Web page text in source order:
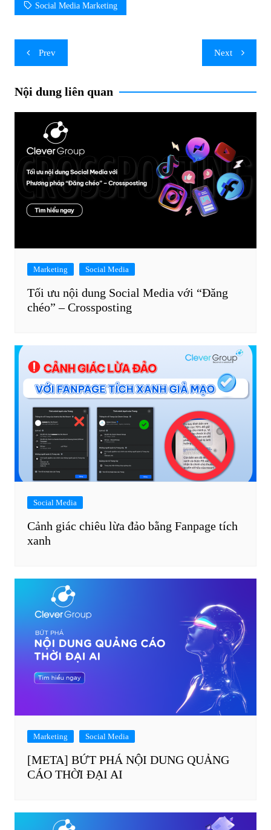
Social Media Marketing
Post
navigation
Prev Next
Nội dung liên quan
Marketing Social Media
Tối ưu nội dung Social Media với “Đăng
chéo” – Crossposting
Social Media
Cảnh giác chiêu lừa đảo bằng Fanpage tích
xanh
Marketing Social Media
[META] BỨT PHÁ NỘI DUNG QUẢNG
CÁO THỜI ĐẠI AI